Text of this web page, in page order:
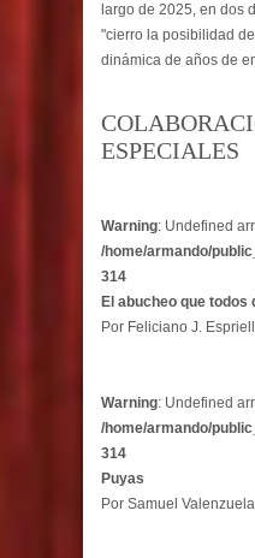
largo de 2025, en dos
"cierro la posibilidad
dinámica de años de
ESPECIALES
Warning: Undefined
/home/armando/
314
El abucheo que todos
Por Feliciano J.
Warning: Undefined
/home/armando/
314
Puyas
Por Samuel